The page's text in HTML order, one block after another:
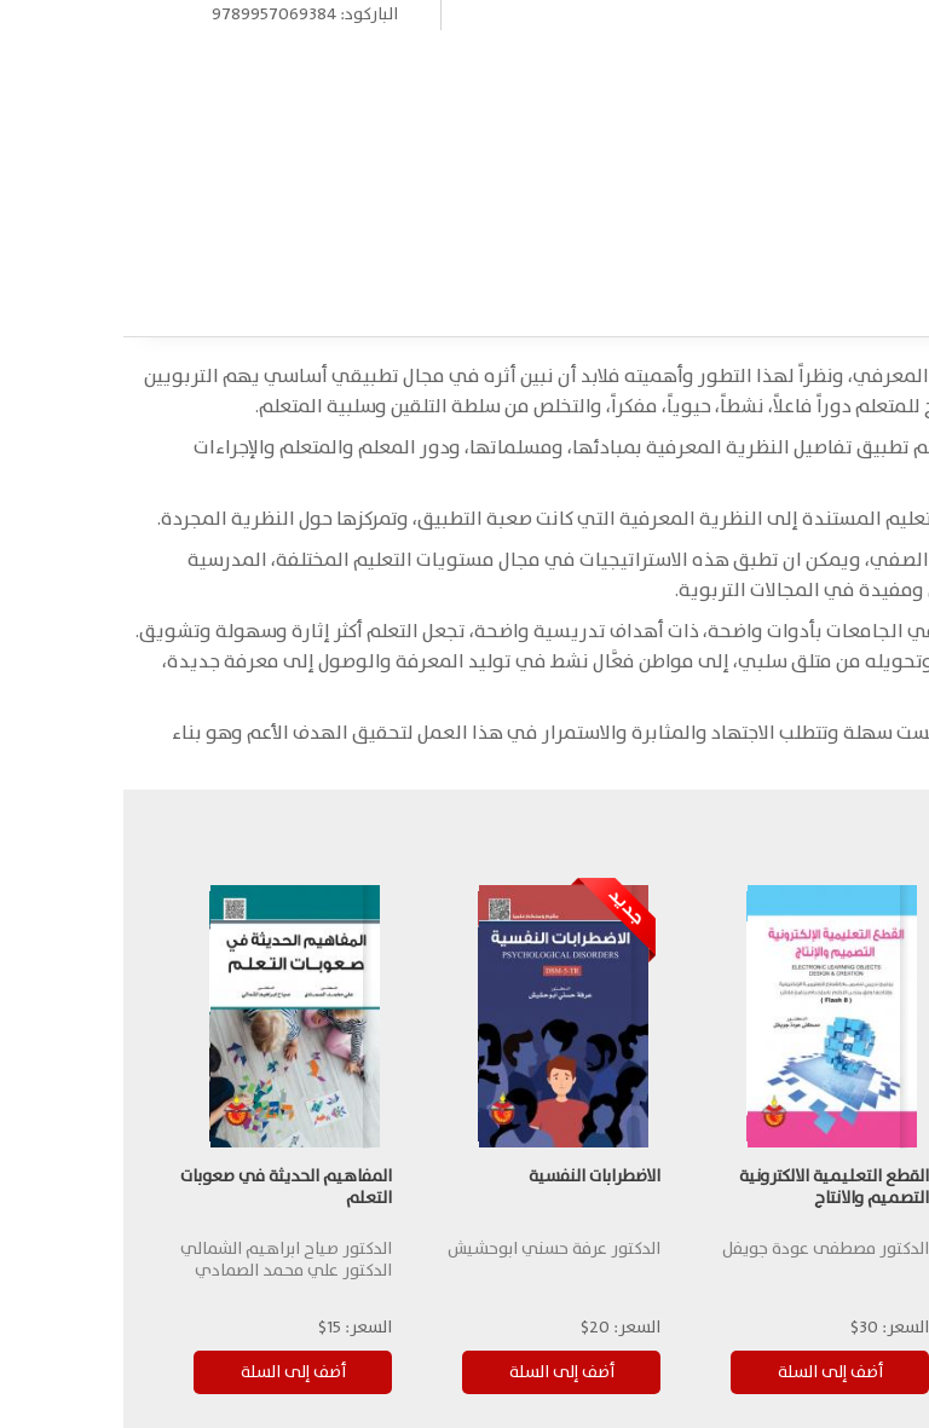
الباركود: 9789957069384
ونظراً لهذا التطور وأهميته فلابد أن نبين أثره في مجال تطبيقي أساسي يهم التربويين
دوراً فاعلاً، نشطاً، حيوياً، مفكراً، والتخلص من سلطة التلقين وسلبية المتعلم.
تفاصيل النظرية المعرفية بمبادئها، ومسلماتها، ودور المعلم والمتعلم والإجراءات
المستندة إلى النظرية المعرفية التي كانت صعبة التطبيق، وتمركزها حول النظرية المجردة.
ويمكن ان تطبق هذه الاستراتيجيات في مجال مستويات التعليم المختلفة، المدرسية
في المجالات التربوية.
الجامعات بأدوات واضحة، ذات أهداف تدريسية واضحة، تجعل التعلم أكثر إثارة وسهولة وتشويق.
وتحويله من متلق سلبي، إلى مواطن فعَّال نشط في توليد المعرفة والوصول إلى معرفة جديدة،
سهلة وتتطلب الاجتهاد والمثابرة والاستمرار في هذا العمل لتحقيق الهدف الأعم وهو بناء
القطع التعليمية الالكترونية
التصميم والانتاج
الدكتور مصطفى عودة جويفل
السعر: 30$
الاضطرابات النفسية
الدكتور عرفة حسني ابوحشيش
السعر: 20$
المفاهيم الحديثة في صعوبات
التعلم
الدكتور صياح ابراهيم الشمالي
الدكتور علي محمد الصمادي
السعر: 15$